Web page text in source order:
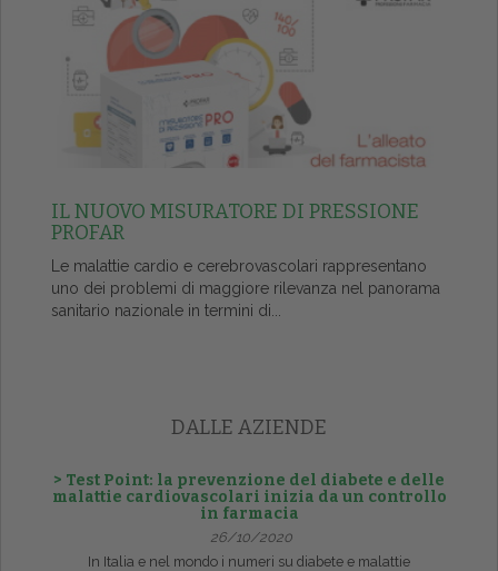
IL NUOVO MISURATORE DI PRESSIONE
PROFAR
Le malattie cardio e cerebrovascolari rappresentano
uno dei problemi di maggiore rilevanza nel panorama
sanitario nazionale in termini di...
DALLE AZIENDE
> Test Point: la prevenzione del diabete e delle
malattie cardiovascolari inizia da un controllo
in farmacia
26/10/2020
In Italia e nel mondo i numeri su diabete e malattie